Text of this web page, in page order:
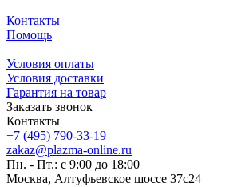
Контакты
Помощь
Условия оплаты
Условия доставки
Гарантия на товар
Заказать звонок
Контакты
+7 (495) 790-33-19
zakaz@plazma-online.ru
Пн. - Пт.: с 9:00 до 18:00
Москва, Алтуфьевское шоссе 37с24